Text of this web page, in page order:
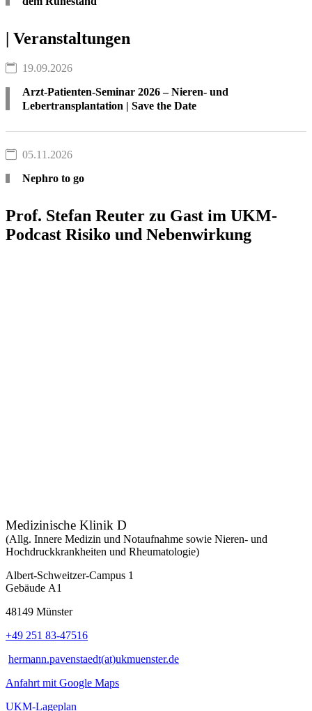
| Veranstaltungen
19.09.2026
Arzt-Patienten-Seminar 2026 – Nieren- und
Lebertransplantation | Save the Date
05.11.2026
Nephro to go
Prof. Stefan Reuter zu Gast im UKM-
Podcast Risiko und Nebenwirkung
Medizinische Klinik D
(Allg. Innere Medizin und Notaufnahme sowie Nieren- und
Hochdruckkrankheiten und Rheumatologie)
Albert-Schweitzer-Campus 1
Gebäude A1
48149 Münster
+49 251 83-47516
hermann.pavenstaedt(at)ukmuenster.de
Anfahrt mit Google Maps
UKM-Lageplan